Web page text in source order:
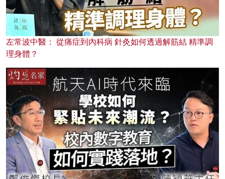
左常波中醫： 從痛症到內科病 針灸如何透過解筋結 精準調
理身體？